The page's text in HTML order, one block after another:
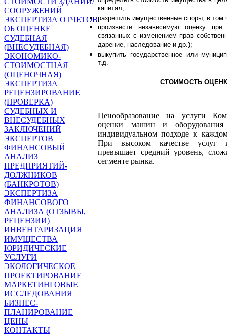
СООРУЖЕНИЙ
ЭКСПЕРТИЗА ОТЧЕТОВ
ОБ ОЦЕНКЕ
СУДЕБНАЯ
(ВНЕСУДЕБНАЯ)
ЭКОНОМИКО-
СТОИМОСТНАЯ
(ОЦЕНОЧНАЯ)
ЭКСПЕРТИЗА
РЕЦЕНЗИРОВАНИЕ
(ПРОВЕРКА)
СУДЕБНЫХ И
ВНЕСУДЕБНЫХ
ЗАКЛЮЧЕНИЙ
ЭКСПЕРТОВ
ФИНАНСОВЫЙ
АНАЛИЗ
ПРЕДПРИЯТИЙ-
ДОЛЖНИКОВ
(БАНКРОТОВ)
ЭКСПЕРТИЗА
ФИНАНСОВОГО
АНАЛИЗА (ОТЗЫВЫ,
РЕЦЕНЗИИ)
ИНВЕНТАРИЗАЦИЯ
ИМУЩЕСТВА
ЮРИДИЧЕСКИЕ
УСЛУГИ
ЭКОЛОГИЧЕСКОЕ
ПРОЕКТИРОВАНИЕ
МАРКЕТИНГОВЫЕ
ИССЛЕДОВАНИЯ
БИЗНЕС-
ПЛАНИРОВАНИЕ
ЦЕНЫ
КОНТАКТЫ
капитал;
разрешить имущественные споры, в том
произвести независимую оценку
связанных с изменением прав
дарение, наследование и др.);
выкупить государственное или
т.д.
СТОИМОСТЬ
Ценообразование на услуги
оценки машин и оборудования
индивидуальном подходе к
При высоком качестве услуг
превышает средний уровень,
сегменте рынка.